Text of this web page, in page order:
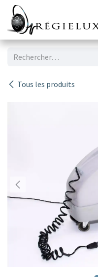
Se rendre au contenu
Tous les produits